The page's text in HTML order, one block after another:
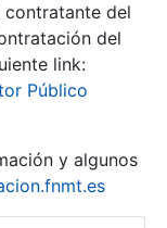
contratante del
del
link:
Público
y algunos